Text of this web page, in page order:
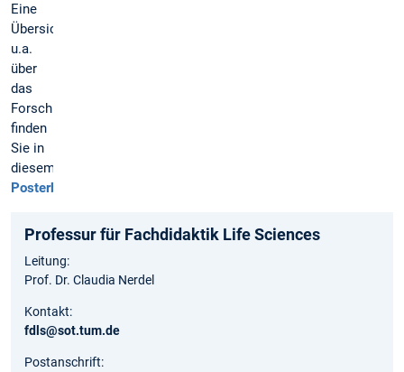
Eine
Übersicht
u.a.
über
das
Forschungsdesign
finden
Sie in
diesem
Posterbeitrag
Professur für Fachdidaktik Life Sciences
Leitung:
Prof. Dr. Claudia Nerdel
Kontakt:
fdls@sot.tum.de
Postanschrift: